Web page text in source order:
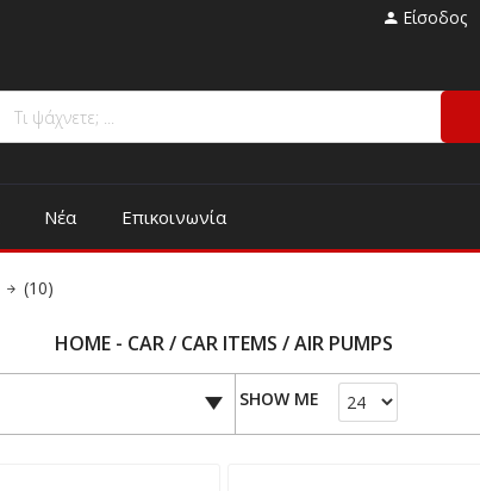
Είσοδος
Νέα Επικοινωνία
(10)
HOME - CAR / CAR ITEMS / AIR PUMPS
SHOW ME